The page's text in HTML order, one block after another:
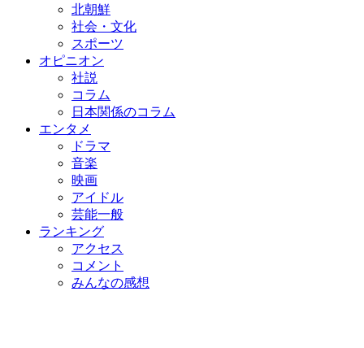
北朝鮮
社会・文化
スポーツ
オピニオン
社説
コラム
日本関係のコラム
エンタメ
ドラマ
音楽
映画
アイドル
芸能一般
ランキング
アクセス
コメント
みんなの感想